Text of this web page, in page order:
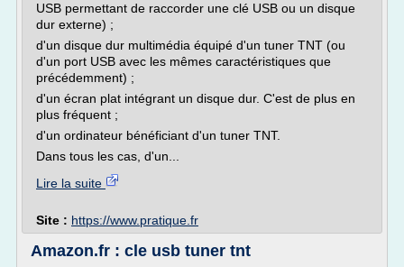
USB permettant de raccorder une clé USB ou un disque
dur externe) ;
d'un disque dur multimédia équipé d'un tuner TNT (ou
d'un port USB avec les mêmes caractéristiques que
précédemment) ;
d'un écran plat intégrant un disque dur. C'est de plus en
plus fréquent ;
d'un ordinateur bénéficiant d'un tuner TNT.
Dans tous les cas, d'un...
Lire la suite
Site : https://www.pratique.fr
Amazon.fr : cle usb tuner tnt